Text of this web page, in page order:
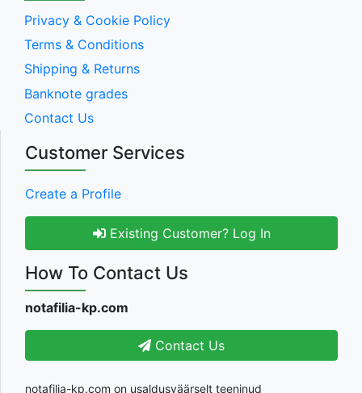
Privacy & Cookie Policy
Terms & Conditions
Shipping & Returns
Banknote grades
Contact Us
Customer Services
Create a Profile
Existing Customer? Log In
How To Contact Us
notafilia-kp.com
Contact Us
notafilia-kp.com on usaldusväärselt teeninud